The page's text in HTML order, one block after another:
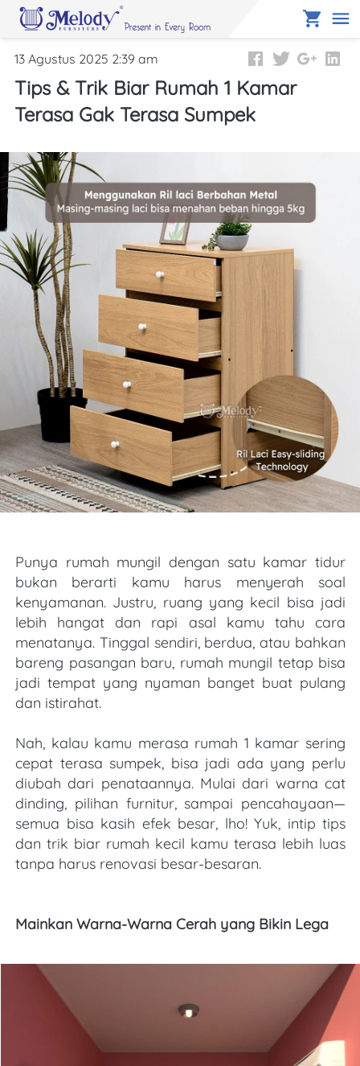
13 Agustus 2025 2:39 am
Tips & Trik Biar Rumah 1 Kamar
Terasa Gak Terasa Sumpek
Punya rumah mungil dengan satu kamar tidur
bukan berarti kamu harus menyerah soal
kenyamanan. Justru, ruang yang kecil bisa jadi
lebih hangat dan rapi asal kamu tahu cara
menatanya. Tinggal sendiri, berdua, atau bahkan
bareng pasangan baru, rumah mungil tetap bisa
jadi tempat yang nyaman banget buat pulang
dan istirahat.
Nah, kalau kamu merasa rumah 1 kamar sering
cepat terasa sumpek, bisa jadi ada yang perlu
diubah dari penataannya. Mulai dari warna cat
dinding, pilihan furnitur, sampai pencahayaan—
semua bisa kasih efek besar, lho! Yuk, intip tips
dan trik biar rumah kecil kamu terasa lebih luas
tanpa harus renovasi besar-besaran.
Mainkan Warna-Warna Cerah yang Bikin Lega